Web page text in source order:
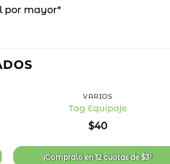
por mayor*
de
deseos
VARIOS
Tag Equipaje
$40
¡Compralo en12 cuotasde$3!